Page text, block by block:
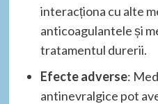
interacționa cu alte
anticoagulantele și
tratamentul durerii.
Efecte adverse:
antinevralgice pot